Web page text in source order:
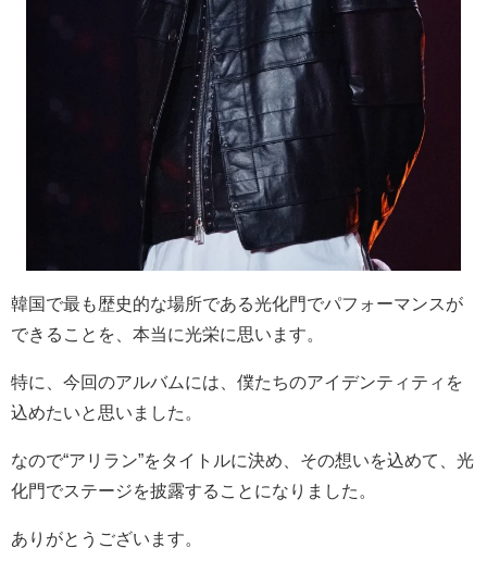
韓国で最も歴史的な場所である光化門でパフォーマンスが
できることを、本当に光栄に思います。
特に、今回のアルバムには、僕たちのアイデンティティを
込めたいと思いました。
なので“アリラン”をタイトルに決め、その想いを込めて、光
化門でステージを披露することになりました。
ありがとうございます。